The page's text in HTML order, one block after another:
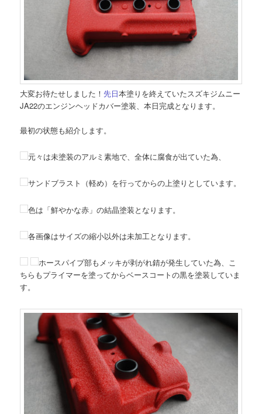
大変お待たせしました！先日本塗りを終えていたスズキジムニー
JA22のエンジンヘッドカバー塗装、本日完成となります。
最初の状態も紹介します。
元々は未塗装のアルミ素地で、全体に腐食が出ていた為、
サンドブラスト（軽め）を行ってからの上塗りとしています。
色は「鮮やかな赤」の結晶塗装となります。
各画像はサイズの縮小以外は未加工となります。
ホースパイプ部もメッキが剥がれ錆が発生していた為、こ
ちらもプライマーを塗ってからベースコートの黒を塗装していま
す。